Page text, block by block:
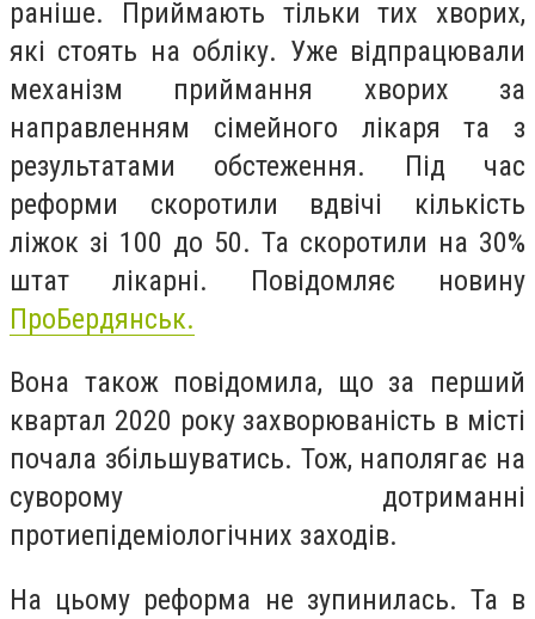
раніше. Приймають тільки тих хворих,
які стоять на обліку. Уже відпрацювали
механізм приймання хворих за
направленням сімейного лікаря та з
результатами обстеження. Під час
реформи скоротили вдвічі кількість
ліжок зі 100 до 50. Та скоротили на 30%
штат лікарні. Повідомляє новину
ПроБердянськ.
Вона також повідомила, що за перший
квартал 2020 року захворюваність в місті
почала збільшуватись. Тож, наполягає на
суворому дотриманні
протиепідеміологічних заходів.
На цьому реформа не зупинилась. Та в